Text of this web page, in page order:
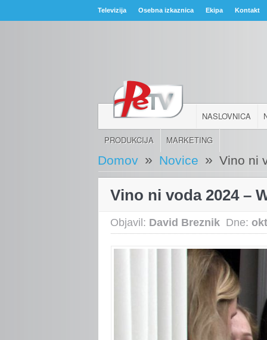
Televizija Osebna izkaznica Ekipa Kontakt
NASLOVNICA
PRODUKCIJA MARKETING
Domov » Novice » Vino ni
Vino ni voda 2024 –
Objavil: David Breznik Dne: